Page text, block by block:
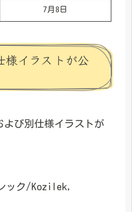
7月8日
様イラストが公
よび別仕様イラストが
ック/Kozilek,